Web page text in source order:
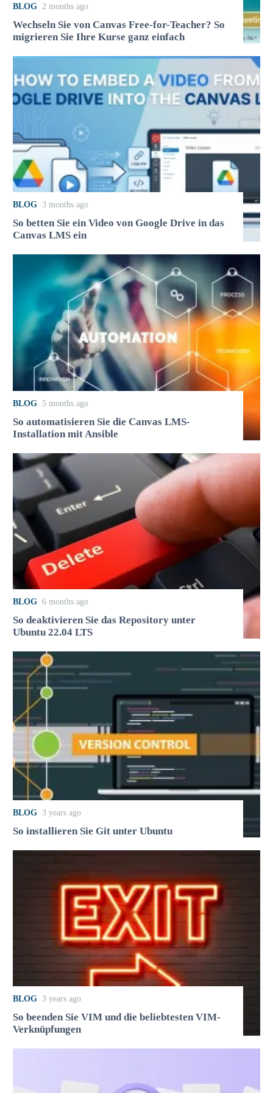
BLOG 2 months ago
Wechseln Sie von Canvas Free-for-Teacher? So
migrieren Sie Ihre Kurse ganz einfach
BLOG 3 months ago
So betten Sie ein Video von Google Drive in das
Canvas LMS ein
BLOG 5 months ago
So automatisieren Sie die Canvas LMS-
Installation mit Ansible
BLOG 6 months ago
So deaktivieren Sie das Repository unter
Ubuntu 22.04 LTS
BLOG 3 years ago
So installieren Sie Git unter Ubuntu
BLOG 3 years ago
So beenden Sie VIM und die beliebtesten VIM-
Verknüpfungen